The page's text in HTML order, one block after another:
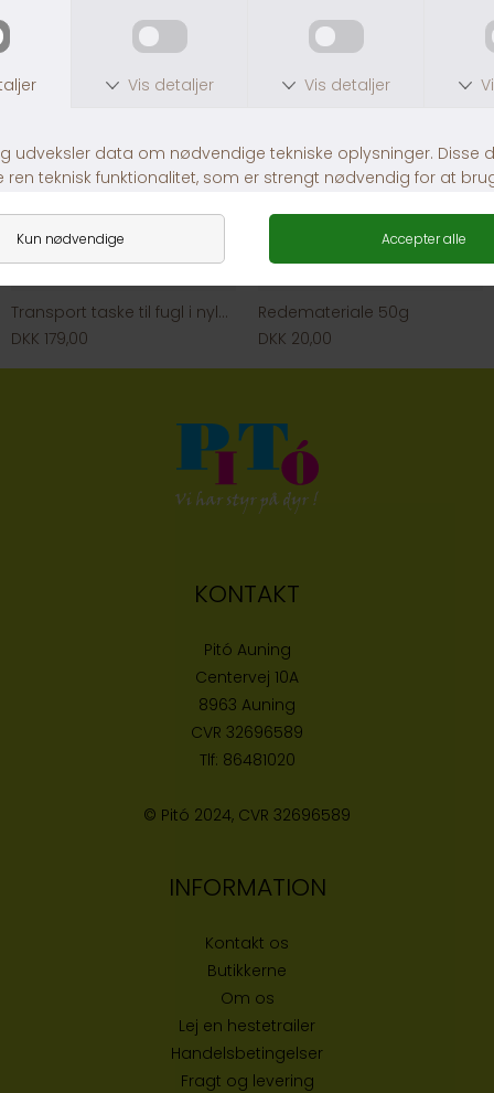
Transport taske til fugl i nylon.
DKK 179,00
Redemateriale 50g
DKK 20,00
KONTAKT
Pitó Auning
Centervej 10A
8963 Auning
CVR 32696589
Tlf: 86481020
© Pitó 2024, CVR 32696589
INFORMATION
Kontakt os
Butikkerne
Om os
Lej en hestetrailer
Handelsbetingelser
Fragt og levering